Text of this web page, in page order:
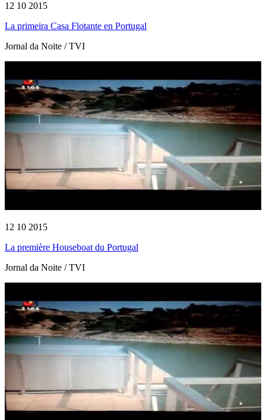
12 10 2015
La primeira Casa Flotante en Portugal
Jornal da Noite / TVI
12 10 2015
La première Houseboat du Portugal
Jornal da Noite / TVI